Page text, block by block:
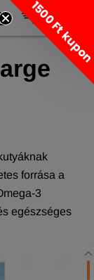
forrása a
3
egészséges
1500 Ft